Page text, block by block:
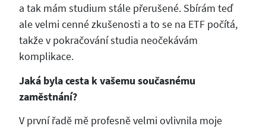
a tak mám studium stále přerušené. Sbírám teď
ale velmi cenné zkušenosti a to se na ETF počítá,
takže v pokračování studia neočekávám
komplikace.
Jaká byla cesta k vašemu současnému
zaměstnání?
V první řadě mě profesně velmi ovlivnila moje